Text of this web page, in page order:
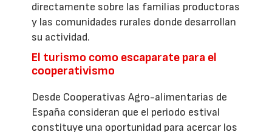
directamente sobre las familias productoras
y las comunidades rurales donde desarrollan
su actividad.
El turismo como escaparate para el
cooperativismo
Desde Cooperativas Agro-alimentarias de
España consideran que el periodo estival
constituye una oportunidad para acercar los